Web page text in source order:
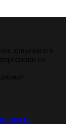
допускается
на